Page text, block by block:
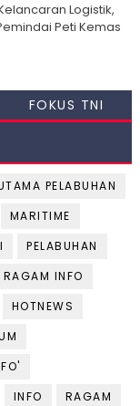
Logistik,
Peti Kemas
FOKUS TNI
PELABUHAN
MARITIME
PELABUHAN
RAGAM INFO
HOTNEWS
INFO
RAGAM